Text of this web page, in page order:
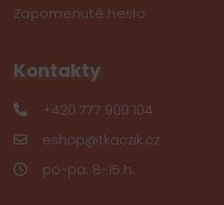
Zapomenuté heslo
Kontakty
+420 777 900 104
eshop@tkaczik.cz
po-pá: 8-15 h.